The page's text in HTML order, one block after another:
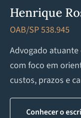
Henrique
OAB/SP 538.945
Advogado
com foco em
custos, prazos e
Conhecer o